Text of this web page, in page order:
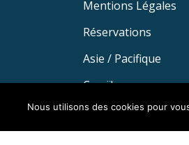
Mentions Légales
Réservations
Asie / Pacifique
Caraïbes
Mediterranée
Nous utilisons des cookies pour